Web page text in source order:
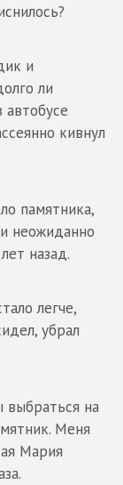
и
ли
кивнул
памятника,
неожиданно
назад.
легче,
убрал
выбраться на
Меня
Мария